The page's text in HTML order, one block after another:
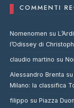
COMMENTI
Nomenomen su
l’Odissey di
claudio martino su
Alessandro Brenta su
Milano: la classifica
filippo su Piazza